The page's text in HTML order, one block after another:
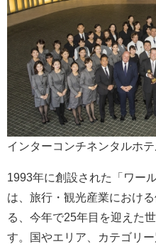
インターコンチネンタルホ
1993年に創設された「ワー
は、旅行・観光産業におけ
る、今年で25年目を迎えた
す。国やエリア、カテゴリ